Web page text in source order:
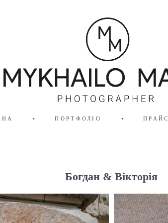
• ПОРТФОЛІО • ПРАЙС
Богдан & Вікторія